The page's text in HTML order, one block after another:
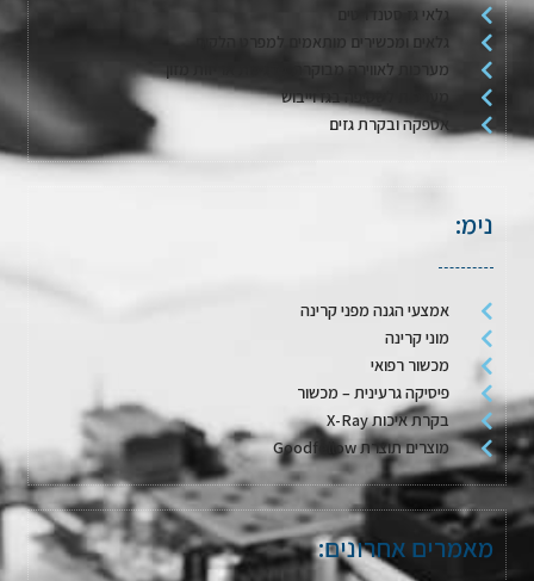
גלאי גז סטנדרטים
גלאים ומכשירים מותאמים למפרט הלקוח
מערכות לאווירה מבוקרת / דגימת אריזות מזון
מערכות לשטיפה בגז וייבוש
אספקה ובקרת גזים
נימ:
אמצעי הגנה מפני קרינה
מוני קרינה
מכשור רפואי
פיסיקה גרעינית – מכשור
בקרת איכות X-Ray
מוצרים תוצרת Goodfellow
מאמרים אחרונים: